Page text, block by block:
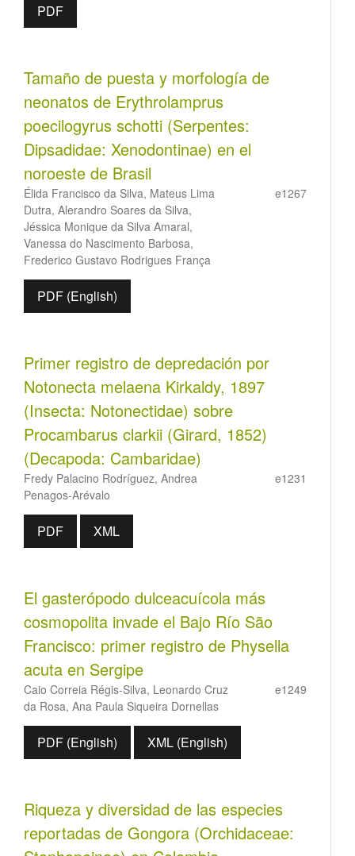
PDF
Tamaño de puesta y morfología de
neonatos de Erythrolamprus
poecilogyrus schotti (Serpentes:
Dipsadidae: Xenodontinae) en el
noroeste de Brasil
Élida Francisco da Silva, Mateus Lima
Dutra, Alerandro Soares da Silva,
Jéssica Monique da Silva Amaral,
Vanessa do Nascimento Barbosa,
Frederico Gustavo Rodrigues França
e1267
PDF (English)
Primer registro de depredación por
Notonecta melaena Kirkaldy, 1897
(Insecta: Notonectidae) sobre
Procambarus clarkii (Girard, 1852)
(Decapoda: Cambaridae)
Fredy Palacino Rodríguez, Andrea
Penagos-Arévalo
e1231
PDF XML
El gasterópodo dulceacuícola más
cosmopolita invade el Bajo Río São
Francisco: primer registro de Physella
acuta en Sergipe
Caio Correia Régis-Silva, Leonardo Cruz
da Rosa, Ana Paula Siqueira Dornellas
e1249
PDF (English) XML (English)
Riqueza y diversidad de las especies
reportadas de Gongora (Orchidaceae: